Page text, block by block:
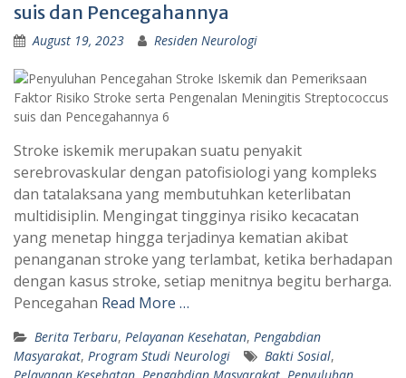
suis dan Pencegahannya
August 19, 2023 Residen Neurologi
Stroke iskemik merupakan suatu penyakit
serebrovaskular dengan patofisiologi yang kompleks
dan tatalaksana yang membutuhkan keterlibatan
multidisiplin. Mengingat tingginya risiko kecacatan
yang menetap hingga terjadinya kematian akibat
penanganan stroke yang terlambat, ketika berhadapan
dengan kasus stroke, setiap menitnya begitu berharga.
Pencegahan Read More …
Berita Terbaru, Pelayanan Kesehatan, Pengabdian
Masyarakat, Program Studi Neurologi Bakti Sosial,